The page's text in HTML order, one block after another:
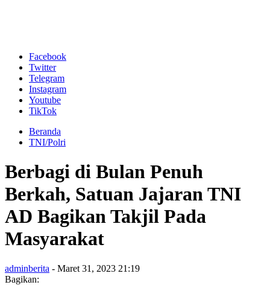
Facebook
Twitter
Telegram
Instagram
Youtube
TikTok
Beranda
TNI/Polri
Berbagi di Bulan Penuh
Berkah, Satuan Jajaran TNI
AD Bagikan Takjil Pada
Masyarakat
adminberita - Maret 31, 2023 21:19
Bagikan: